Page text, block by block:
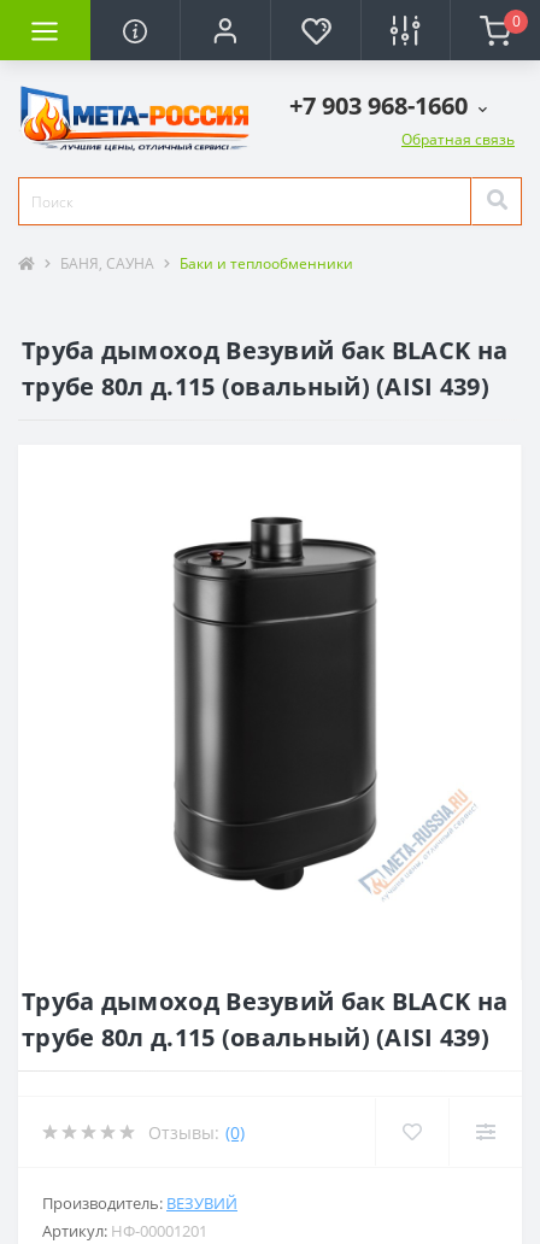
0
+7 903 968-1660
Обратная связь
БАНЯ, САУНА Баки и теплообменники
Труба дымоход Везувий бак BLACK на
трубе 80л д.115 (овальный) (AISI 439)
Труба дымоход Везувий бак BLACK на
трубе 80л д.115 (овальный) (AISI 439)
Отзывы: (0)
Производитель: ВЕЗУВИЙ
Артикул: НФ-00001201